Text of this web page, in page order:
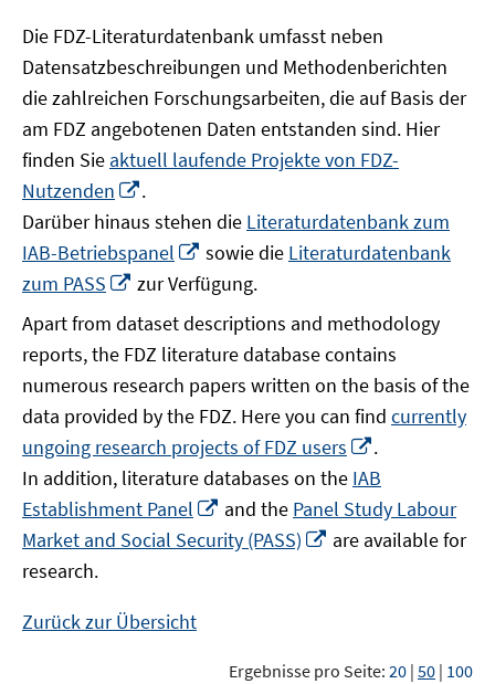
Die FDZ-Literaturdatenbank umfasst neben
Datensatzbeschreibungen und Methodenberichten
die zahlreichen Forschungsarbeiten, die auf Basis der
am FDZ angebotenen Daten entstanden sind. Hier
finden Sie aktuell laufende Projekte von FDZ-
Nutzenden
neuem
Fenster
öffnen
.
Darüber hinaus stehen die Literaturdatenbank zum
IAB-Betriebspanel
In
neuem
Fenster
öffnen
sowie die Literaturdatenbank
zum PASS
In
Fenster
öffnen
zur Verfügung.
Apart from dataset descriptions and methodology
reports, the FDZ literature database contains
numerous research papers written on the basis of the
data provided by the FDZ. Here you can find currently
ungoing research projects of FDZ users
neuem
Fenster
öffnen
.
In addition, literature databases on the IAB
Establishment Panel
In
neuem
Fenster
and the Panel Study Labour
Market and Social Security (PASS)
In
are available for
research.
Zurück zur Übersicht
Ergebnisse pro Seite: 20 | 50 | 100